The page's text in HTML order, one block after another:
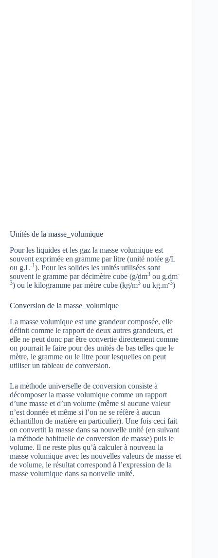
Unités de la masse_volumique
Pour les liquides et les gaz la masse volumique est
souvent exprimée en gramme par litre (unité notée g/L
ou g.L-1). Pour les solides les unités utilisées sont
souvent le gramme par décimètre cube (g/dm3 ou g.dm-
3) ou le kilogramme par mètre cube (kg/m3 ou kg.m-3)
Conversion de la masse_volumique
La masse volumique est une grandeur composée, elle
définit comme le rapport de deux autres grandeurs, et
elle ne peut donc par être convertie directement comme
on pourrait le faire pour des unités de bas telles que le
mètre, le gramme ou le litre pour lesquelles on peut
utiliser un tableau de conversion.
La méthode universelle de conversion consiste à
décomposer la masse volumique comme un rapport
d’une masse et d’un volume (même si aucune valeur
n’est donnée et même si l’on ne se réfère à aucun
échantillon de matière en particulier). Une fois ceci fait
on convertit la masse dans sa nouvelle unité (en suivant
la méthode habituelle de conversion de masse) puis le
volume. Il ne reste plus qu’à calculer à nouveau la
masse volumique avec les nouvelles valeurs de masse et
de volume, le résultat correspond à l’expression de la
masse volumique dans sa nouvelle unité.